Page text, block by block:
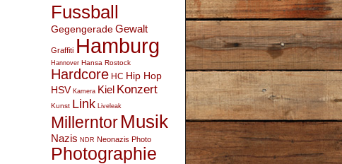
Fussball
GegengeradeGewalt
Graffiti Hamburg
Hannover Hansa Rostock
Hardcore HC Hip Hop
HSV Kamera Kiel Konzert
Kunst Link Liveleak
Millerntor Musik
Nazis NDR Neonazis Photo
Photographie